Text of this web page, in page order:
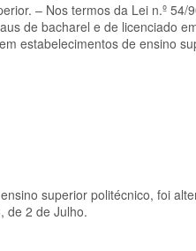
– Nos termos da Lei n.º 54/
de bacharel e de licenciado
estabelecimentos de ensino
superior politécnico, foi
de 2 de Julho.